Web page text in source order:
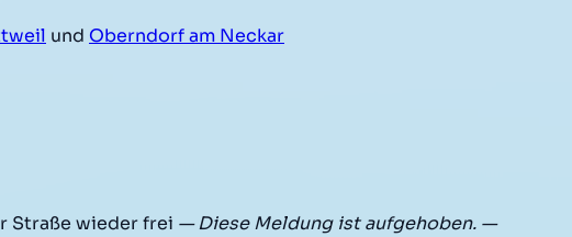
und Oberndorf am Neckar
Straße wieder frei — Diese Meldung ist aufgehoben. —